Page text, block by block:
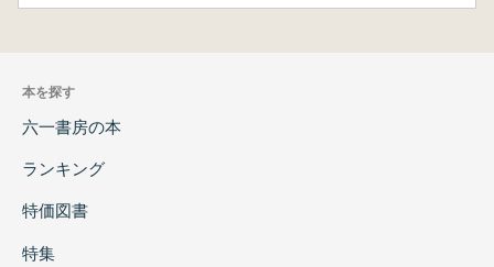
本を探す
六一書房の本
ランキング
特価図書
特集